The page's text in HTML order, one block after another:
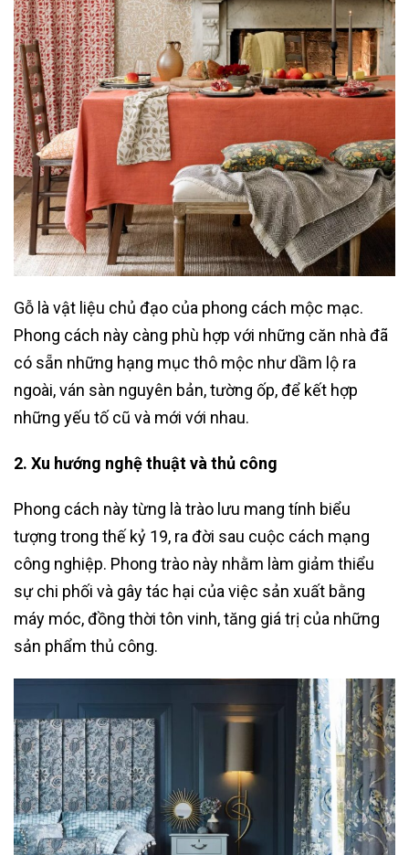
Gỗ là vật liệu chủ đạo của phong cách mộc mạc.
Phong cách này càng phù hợp với những căn nhà đã
có sẵn những hạng mục thô mộc như dầm lộ ra
ngoài, ván sàn nguyên bản, tường ốp, để kết hợp
những yếu tố cũ và mới với nhau.
2. Xu hướng nghệ thuật và thủ công
Phong cách này từng là trào lưu mang tính biểu
tượng trong thế kỷ 19, ra đời sau cuộc cách mạng
công nghiệp. Phong trào này nhằm làm giảm thiểu
sự chi phối và gây tác hại của việc sản xuất bằng
máy móc, đồng thời tôn vinh, tăng giá trị của những
sản phẩm thủ công.